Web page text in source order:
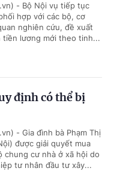
- Bộ Nội vụ tiếp tục
hợp với các bộ, cơ
nghiên cứu, đề xuất
tiền lương mới theo tinh...
định có thể bị
- Gia đình bà Phạm Thị
được giải quyết mua
chung cư nhà ở xã hội do
tư nhân đầu tư xây...